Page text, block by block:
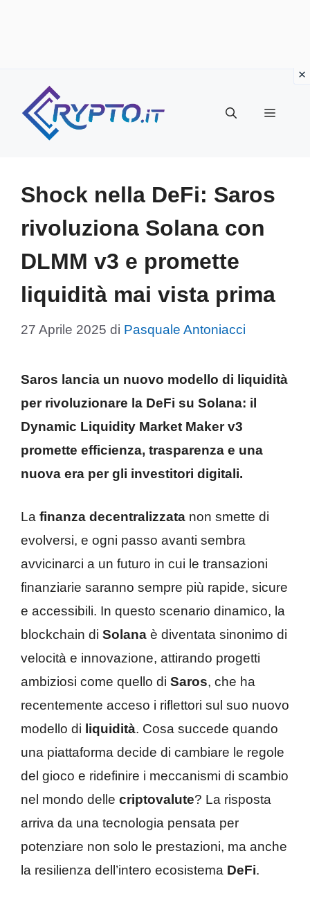
contenuto
Menu
Shock nella DeFi: Saros
rivoluziona Solana con
DLMM v3 e promette
liquidità mai vista prima
27 Aprile 2025 di Pasquale Antoniacci
Saros lancia un nuovo modello di liquidità
per rivoluzionare la DeFi su Solana: il
Dynamic Liquidity Market Maker v3
promette efficienza, trasparenza e una
nuova era per gli investitori digitali.
La finanza decentralizzata non smette di
evolversi, e ogni passo avanti sembra
avvicinarci a un futuro in cui le transazioni
finanziarie saranno sempre più rapide, sicure
e accessibili. In questo scenario dinamico, la
blockchain di Solana è diventata sinonimo di
velocità e innovazione, attirando progetti
ambiziosi come quello di Saros, che ha
recentemente acceso i riflettori sul suo nuovo
modello di liquidità. Cosa succede quando
una piattaforma decide di cambiare le regole
del gioco e ridefinire i meccanismi di scambio
nel mondo delle criptovalute? La risposta
arriva da una tecnologia pensata per
potenziare non solo le prestazioni, ma anche
la resilienza dell’intero ecosistema DeFi.